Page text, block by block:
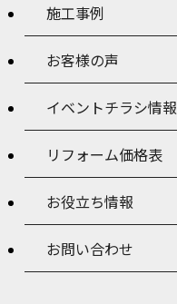
施工事例
お客様の声
イベントチラシ情報
リフォーム価格表
お役立ち情報
お問い合わせ